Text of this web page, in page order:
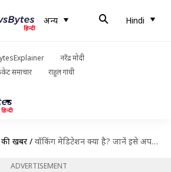
अन्य Hindi
नरेंद्र मोदी
समाचार राहुल गांधी
की खबरें / वॉकिंग मेडिटेशन क्या है? जानें इसे अपनाने से मिलने वाले फायदे
ADVERTISEMENT